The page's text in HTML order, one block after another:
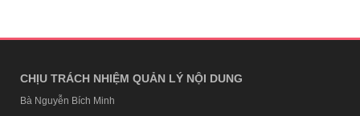
CHỊU TRÁCH NHIỆM QUẢN LÝ NỘI DUNG
Bà Nguyễn Bích Minh